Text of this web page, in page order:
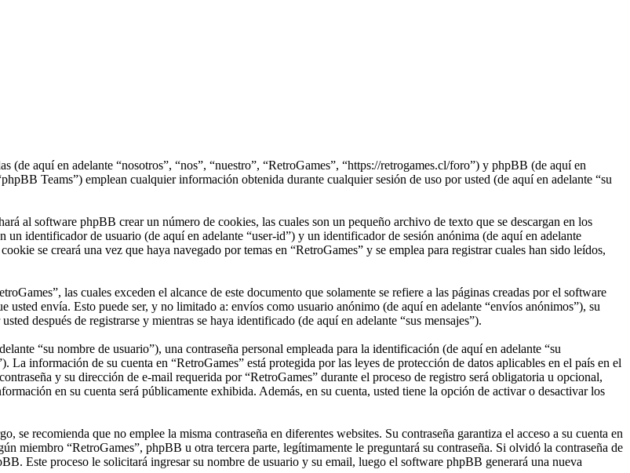
(de aquí en adelante “nosotros”, “nos”, “nuestro”, “RetroGames”, “https://retrogames.cl/foro”) y phpBB (de aquí en
Teams”) emplean cualquier información obtenida durante cualquier sesión de uso por usted (de aquí en adelante “su
al software phpBB crear un número de cookies, las cuales son un pequeño archivo de texto que se descargan en los
identificador de usuario (de aquí en adelante “user-id”) y un identificador de sesión anónima (de aquí en adelante
se creará una vez que haya navegado por temas en “RetroGames” y se emplea para registrar cuales han sido leídos,
las cuales exceden el alcance de este documento que solamente se refiere a las páginas creadas por el software
envía. Esto puede ser, y no limitado a: envíos como usuario anónimo (de aquí en adelante “envíos anónimos”), su
después de registrarse y mientras se haya identificado (de aquí en adelante “sus mensajes”).
“su nombre de usuario”), una contraseña personal empleada para la identificación (de aquí en adelante “su
información de su cuenta en “RetroGames” está protegida por las leyes de protección de datos aplicables en el país en el
y su dirección de e-mail requerida por “RetroGames” durante el proceso de registro será obligatoria u opcional,
en su cuenta será públicamente exhibida. Además, en su cuenta, usted tiene la opción de activar o desactivar los
se recomienda que no emplee la misma contraseña en diferentes websites. Su contraseña garantiza el acceso a su cuenta en
miembro “RetroGames”, phpBB u otra tercera parte, legítimamente le preguntará su contraseña. Si olvidó la contraseña de
Este proceso le solicitará ingresar su nombre de usuario y su email, luego el software phpBB generará una nueva